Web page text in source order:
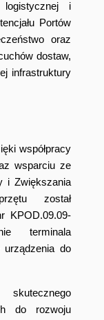
logistycznej i
Portów
oraz
dostaw,
infrastruktury
współpracy
wsparciu ze
i Zwiększania
został
KPOD.09.09-
terminala
urządzenia do
do rozwoju